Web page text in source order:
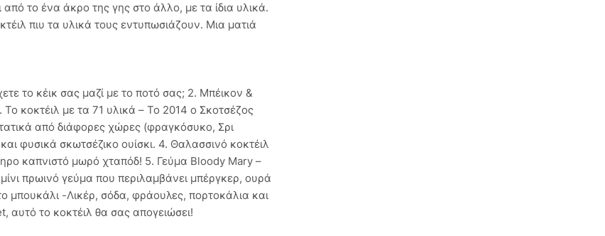
το ένα άκρο της γης στο άλλο, με τα ίδια υλικά.
πιυ τα υλικά τους εντυπωσιάζουν. Μια ματιά
το κέικ σας μαζί με το ποτό σας; 2. Μπέικον &
κοκτέιλ με τα 71 υλικά – Το 2014 ο Σκοτσέζος
από διάφορες χώρες (φραγκόσυκο, Σρι
φυσικά σκωτσέζικο ουίσκι. 4. Θαλασσινό κοκτέιλ
καπνιστό μωρό χταπόδ! 5. Γεύμα Bloody Mary –
πρωινό γεύμα που περιλαμβάνει μπέργκερ, ουρά
μπουκάλι -Λικέρ, σόδα, φράουλες, πορτοκάλια και
το κοκτέιλ θα σας απογειώσει!